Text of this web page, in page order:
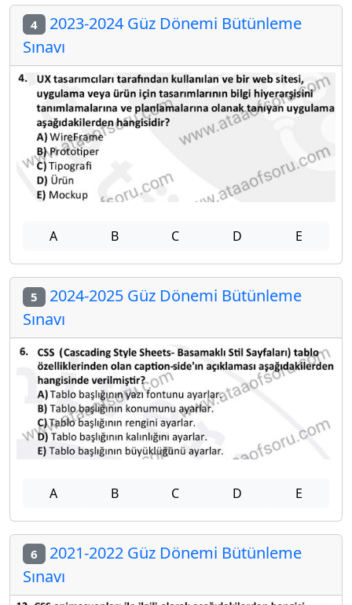
4 2023-2024 Güz Dönemi Bütünleme
Sınavı
A B C D E
5 2024-2025 Güz Dönemi Bütünleme
Sınavı
A B C D E
6 2021-2022 Güz Dönemi Bütünleme
Sınavı